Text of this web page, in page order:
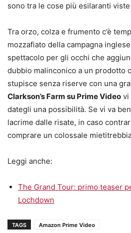
sono tra le cose più esilaranti
Tra orzo, colza e frumento c’è
mozzafiato della campagna
spettacolo per gli occhi che
dubbio malinconico a un prodotto
stupisce senza riserve con una
Clarkson’s Farm su Prime Video vi
dategli una possibilità. Se vi va
lacrime dalle risate, in caso
comprare un colossale
Leggi anche:
The Grand Tour: primo teaser
Lochdown
TAGS Amazon Prime Video